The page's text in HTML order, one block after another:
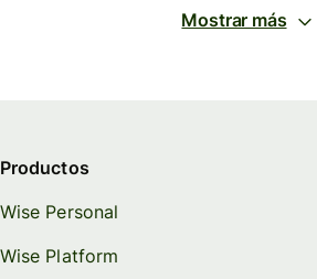
Mostrar más
Productos
Wise Personal
Wise Platform